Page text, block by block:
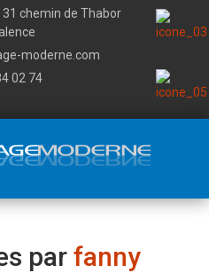
chemin de Thabor
moderne.com
02 74
par fanny